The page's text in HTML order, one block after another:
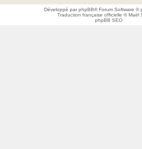
Développé parphpBB® Forum Software ©
Traduction française officielle ©Maël
phpBB SEO